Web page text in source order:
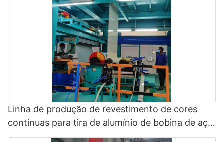
Linha de produção de revestimento de cores
contínuas para tira de alumínio de bobina de aço
galvanizada - linha de revestimento de fluoreto